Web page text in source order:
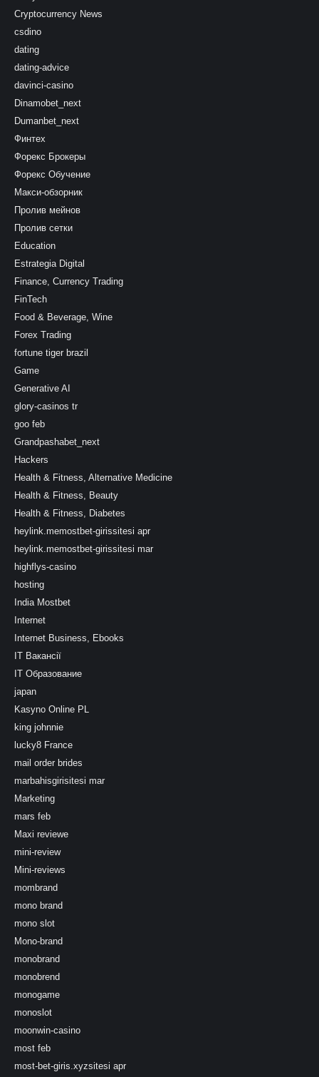
Cryptocurrency News
csdino
dating
dating-advice
davinci-casino
Dinamobet_next
Dumanbet_next
Финтех
Форекс Брокеры
Форекс Обучение
Макси-обзорник
Пролив мейнов
Пролив сетки
Education
Estrategia Digital
Finance, Currency Trading
FinTech
Food & Beverage, Wine
Forex Trading
fortune tiger brazil
Game
Generative AI
glory-casinos tr
goo feb
Grandpashabet_next
Hackers
Health & Fitness, Alternative Medicine
Health & Fitness, Beauty
Health & Fitness, Diabetes
heylink.memostbet-girissitesi apr
heylink.memostbet-girissitesi mar
highflys-casino
hosting
India Mostbet
Internet
Internet Business, Ebooks
IT Вакансії
IT Образование
japan
Kasyno Online PL
king johnnie
lucky8 France
mail order brides
marbahisgirisitesi mar
Marketing
mars feb
Maxi reviewe
mini-review
Mini-reviews
mombrand
mono brand
mono slot
Mono-brand
monobrand
monobrend
monogame
monoslot
moonwin-casino
most feb
most-bet-giris.xyzsitesi apr